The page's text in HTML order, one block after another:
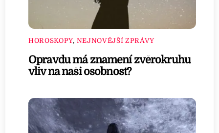
HOROSKOPY, NEJNOVĚJŠÍ ZPRÁVY
Opravdu má znamení zvěrokruhu
vliv na naši osobnost?